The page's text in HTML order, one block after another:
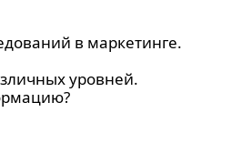
в маркетинге.
уровней.